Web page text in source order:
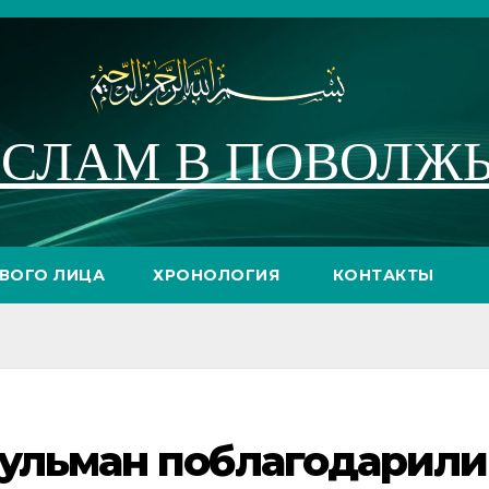
В
ЛИЦА ХРОНОЛОГИЯ КОНТАКТЫ
поблагодарили